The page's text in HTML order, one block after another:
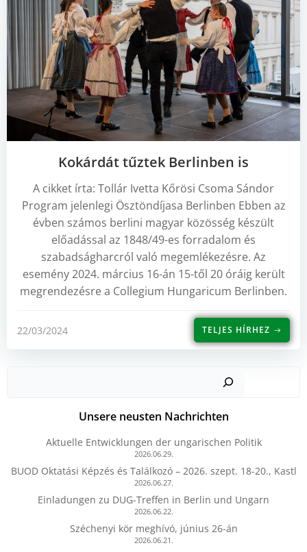
Kokárdát tűztek Berlinben is
A cikket írta: Tollár Ivetta Kőrösi Csoma Sándor
Program jelenlegi Ösztöndíjasa Berlinben Ebben az
évben számos berlini magyar közösség készült
előadással az 1848/49-es forradalom és
szabadságharcról való megemlékezésre. Az
esemény 2024. március 16-án 15-től 20 óráig került
megrendezésre a Collegium Hungaricum Berlinben.
22/03/2024 TELJES HÍRHEZ
Unsere neusten Nachrichten
Aktuelle Entwicklungen der ungarischen Politik
2026.06.29.
BUOD Oktatási Képzés és Találkozó – 2026. szept. 18-20., Kastl
2026.06.27.
Einladungen zu DUG-Treffen in Berlin und Ungarn
2026.06.22.
Széchenyi kör meghívó, június 26-án
2026.06.21.